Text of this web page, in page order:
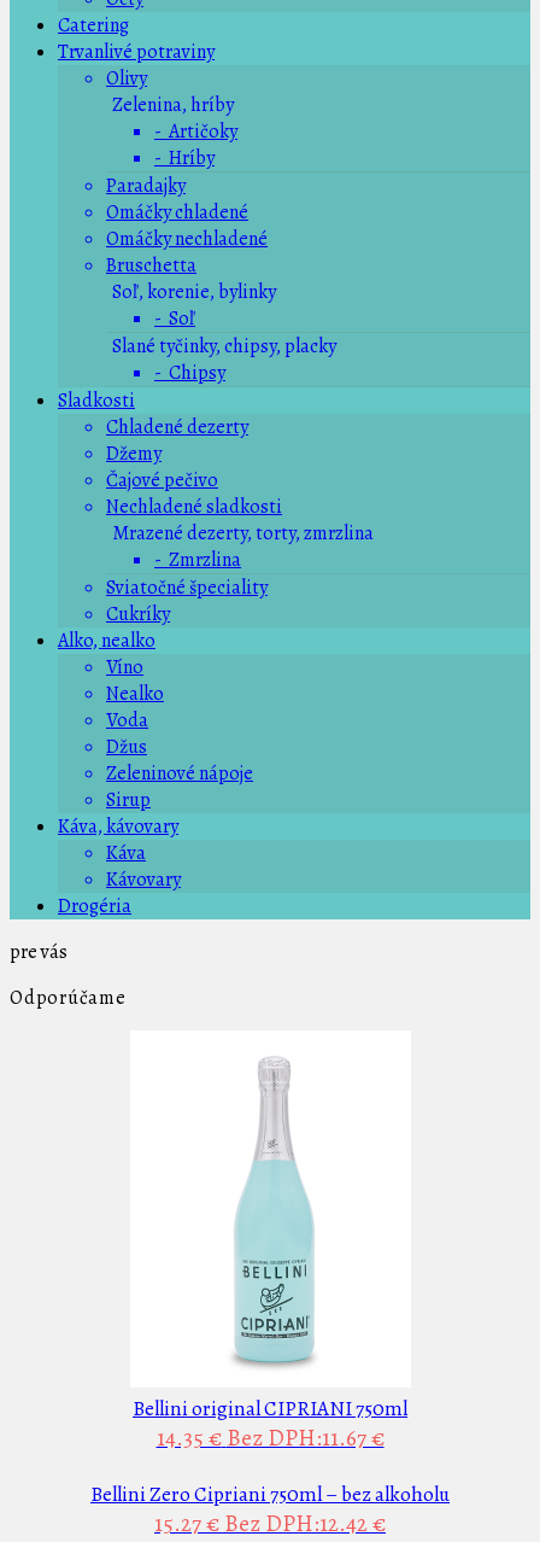
Catering
Trvanlivé potraviny
Olivy
Zelenina, hríby
- Artičoky
- Hríby
Paradajky
Omáčky chladené
Omáčky nechladené
Bruschetta
Soľ, korenie, bylinky
- Soľ
Slané tyčinky, chipsy, placky
- Chipsy
Sladkosti
Chladené dezerty
Džemy
Čajové pečivo
Nechladené sladkosti
Mrazené dezerty, torty, zmrzlina
- Zmrzlina
Sviatočné špeciality
Cukríky
Alko, nealko
Víno
Nealko
Voda
Džus
Zeleninové nápoje
Sirup
Káva, kávovary
Káva
Kávovary
Drogéria
pre vás
Odporúčame
Bellini original CIPRIANI 750ml
14.35 € Bez DPH:11.67 €
Bellini Zero Cipriani 750ml – bez alkoholu
15.27 €Bez DPH:12.42 €